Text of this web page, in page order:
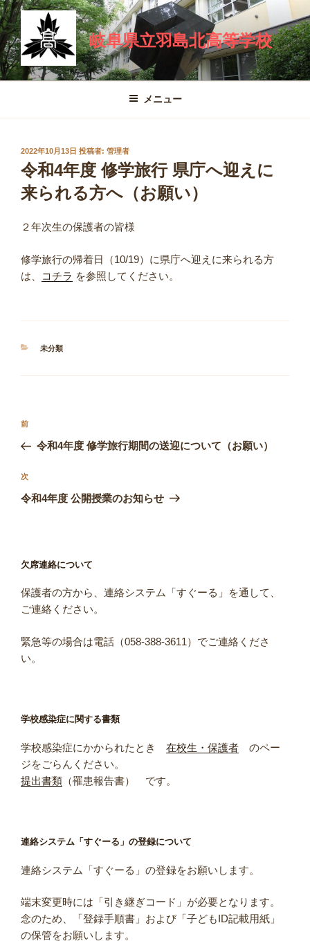
コ
ン
テ
ン
ツ
岐阜県立羽島北高等学校
メニュー
投
稿
日:
2022年10月13日 投稿者: 管理者
令和4年度 修学旅行 県庁へ迎えに
来られる方へ（お願い）
２年次生の保護者の皆様
修学旅行の帰着日（10/19）に県庁へ迎えに来られる方
は、
コチラ を参照してください。
カ
未分類
投
ナ
ビ
ゲ
ン
前
の
稿
前
令和4年度 修学旅行期間の送迎について（お願い）
次
の
次
令和4年度 公開授業のお知らせ
欠席連絡について
保護者の方から、連絡システム「すぐーる」を通して、
ご連絡ください。
緊急等の場合は電話（058-388-3611）でご連絡くださ
い。
学校感染症に関する書類
学校感染症にかかられたとき 在校生・保護者 のペー
ジをごらんください。
提出書類 （罹患報告書） です。
連絡システム「すぐーる」の登録について
連絡システム「すぐーる」の登録をお願いします。
端末変更時には「引き継ぎコード」が必要となります。
念のため、「登録手順書」および「子どもID記載用紙」
の保管をお願いします。